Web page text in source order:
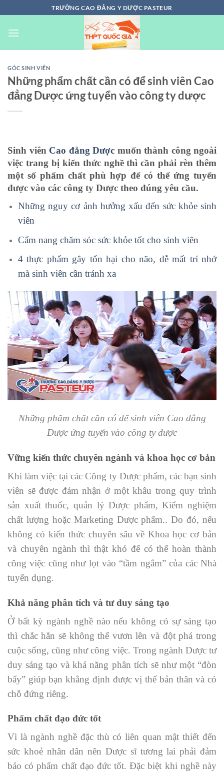
đến
nội
TRƯỜNG CAO ĐẲNG Y DƯỢC PASTEUR
GÓC SINH VIÊN
Những phẩm chất cần có để sinh viên Cao
đẳng Dược ứng tuyển vào công ty dược
Sinh viên Cao đẳng Dược muốn thành công ngoài
việc trang bị kiến thức nghề thì cần phải rèn thêm
một số phẩm chất phù hợp để có thể ứng tuyển
được vào các công ty Dược theo đúng yêu cầu.
Những nguy cơ ảnh hưởng xấu đến sức khỏe sinh
viên
Cẩm nang chăm sóc sức khỏe tốt cho sinh viên
4 thực phẩm gây tổn hại cho não, dễ mất trí nhớ
mà sinh viên cần tránh xa
Những phẩm chất cần có để sinh viên Cao đẳng
Dược ứng tuyển vào công ty dược
Vững kiến thức chuyên ngành và khoa học cơ bản
Khi làm việc tại các Công ty Dược phẩm, các bạn sinh
viên sẽ được đảm nhận ở một khâu trong quy trình
sản xuất thuốc, quản lý Dược phẩm, Kiểm nghiệm
chất lượng hoặc Marketing Dược phẩm.. Do đó, nếu
không có kiến thức chuyên sâu về Khoa học cơ bản
và chuyên ngành thì thật khó để có thể hoàn thành
công việc cũng như lọt vào “tầm ngắm” của các Nhà
tuyển dụng.
Khả năng phân tích và tư duy sáng tạo
Ở bất kỳ ngành nghề nào nếu không có sự sáng tạo
thì chắc hẳn sẽ không thể vươn lên và đột phá trong
cuộc sống, cũng như công việc. Trong ngành Dược tư
duy sáng tạo và khả năng phân tích sẽ như một “đòn
bẩy” giúp bạn khẳng định được vị thế bản thân và có
chỗ đứng riêng.
Phẩm chất đạo đức tốt
Vì là ngành nghề đặc thù có liên quan mật thiết đến
sức khoẻ nhân dân nên Dược sĩ tương lai phải đảm
bảo có phẩm chất đạo đức tốt. Đặc biệt khi nghề này